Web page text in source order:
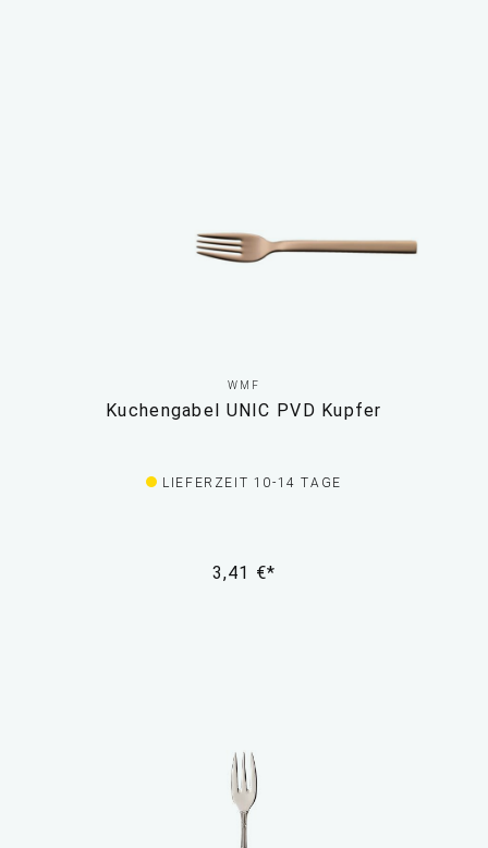
WMF
Kuchengabel UNIC PVD Kupfer
LIEFERZEIT 10-14 TAGE
3,41 €*